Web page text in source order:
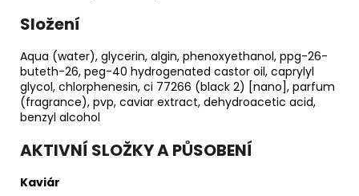
Složení
Aqua (water), glycerin, algin, phenoxyethanol, ppg-26-
buteth-26, peg-40 hydrogenated castor oil, caprylyl
glycol, chlorphenesin, ci 77266 (black 2) [nano], parfum
(fragrance), pvp, caviar extract, dehydroacetic acid,
benzyl alcohol
AKTIVNÍ SLOŽKY A PŮSOBENÍ
Kaviár